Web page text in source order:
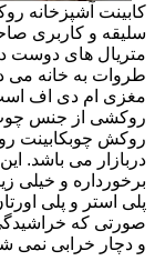
کابینت آشپزخانه
سلیقه و کاربری
متریال های دوست
طروات به خانه می
مغزی ام دی اف
روکشی از جنس
روکش چوبکابینت
دربازار می باشد.
برخورداره و خیلی
پلی استر و پلی
صورتی که
و دچار خرابی نمی